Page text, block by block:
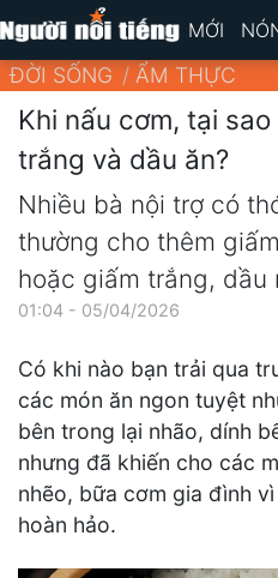
MỚI
ĐỜI SỐNG ẨM THỰC
Khi nấu cơm, tại
trắng và dầu ăn?
Nhiều bà nội trợ có
thường cho thêm
hoặc giấm trắng, dầu
01:04 - 05/04/2026
Có khi nào bạn trải qua
các món ăn ngon tuyệt
bên trong lại nhão, dính
nhưng đã khiến cho các
nhẽo, bữa cơm gia đình
hoàn hảo.